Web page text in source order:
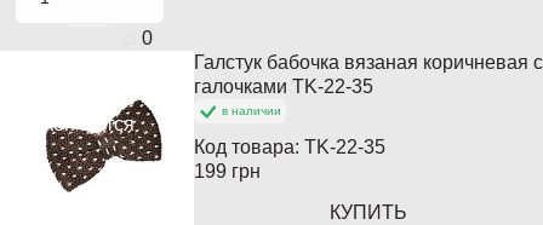
0
Кончается
Галстук бабочка вязаная коричневая с
галочками TK-22-35
в наличии
Код товара: TK-22-35
199 грн
КУПИТЬ